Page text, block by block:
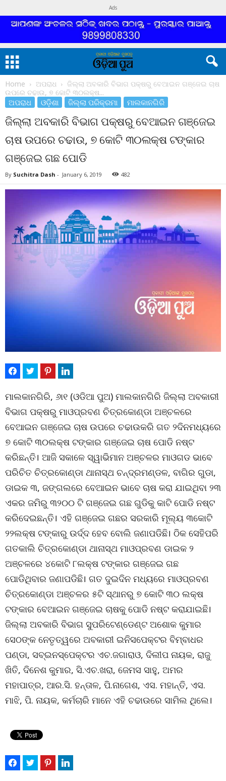
Ads
Home ଅପରାଧ
ଜିଲ୍ଲା ଅବକାରି ବିଭାଗ ପକ୍ଷରୁ ବେଆଇନ ଗଞ୍ଜେଇ ଚାଷ
ଉପରେ ଚଢାଉ, ୭ କୋଟି ୩୦ଲକ୍ଷ...
ଅପରାଧ ଓଡ଼ିଶା ଜିଲ୍ଲା ପରିକ୍ରମା ମାଲକାନଗିରି
ଜିଲ୍ଲା ଅବକାରି ବିଭାଗ ପକ୍ଷରୁ ବେଆଇନ ଗଞ୍ଜେଇ
ଚାଷ ଉପରେ ଚଢାଉ, ୭ କୋଟି ୩୦ଲକ୍ଷ ଟଙ୍କାର
ଗଞ୍ଜେଇ ଗଛ ପୋଡି
By Suchitra Dash - January 6, 2019 482
ମାଲକାନଗିରି, ୬ା୧ (ଓଡିଆ ପୁଅ) ମାଲକାନଗିରି ଜିଲ୍ଲା ଅବକାରୀ
ବିଭାଗ ପକ୍ଷରୁ ମାଓପ୍ରବଣ ଚିତ୍ରକୋଣ୍ଡା ଅଞ୍ଚଳରେ
ବେଆଇନ ଗଞ୍ଜେଇ ଚାଷ ଉପରେ ଚଢାଉକରି ଗତ ୨ଦିନମଧ୍ୟରେ
୭ କୋଟି ୩୦ଲକ୍ଷ ଟଙ୍କାର ଗଞ୍ଜେଇ ଚାଷ ପୋଡି ନଷ୍ଟ
କରିଛନ୍ତି। ଆଜି ସକାଳେ ସ୍ୱାଭିମାନ ଅଞ୍ଚଳର ମାଓଗଡ ଭାବେ
ପରିଚିତ ଚିତ୍ରକୋଣ୍ଡା ଥାନାସ୍ଥ ଚନ୍ଦ୍ରମଣ୍ଡଳ, ବାଗିର ଗୁଡା,
ଡାଇକ ୩, ଜଙ୍ଗଲରେ ବେଆଇନ ଭାବେ ଚାଷ କରା ଯାଇଥିବା ୨୩
ଏକର ଜମିରୁ ୩୨୦୦ ଟି ଗଞ୍ଜେଇ ଗଛ ଗୁଡିକୁ କାଟି ପୋଡି ନଷ୍ଟ
କରିଦେଇଛନ୍ତି। ଏହି ଗଞ୍ଜେଇ ଗଛର ସରକାରି ମୂଲ୍ୟ ୩କୋଟି
୨୨ଲକ୍ଷ ଟଙ୍କାରୁ ଉର୍ଦ୍ଦ ହେବ ବୋଲି ଜଣାପଡିଛି। ଠିକ ସେହିପରି
ଗତକାଲି ଚିତ୍ରକୋଣ୍ଡା ଥାନାସ୍ଥ ମାଓପ୍ରବଣ ଡାଇକ ୨
ଅଞ୍ଚଳରେ ୪କୋଟି ୮ଲକ୍ଷ ଟଙ୍କାର ଗଞ୍ଜେଇ ଗଛ
ପୋଡିଥିବାର ଜଣାପଡିଛି। ଗତ ଦୁଇଦିନ ମଧ୍ୟରେ ମାଓପ୍ରବଣ
ଚିତ୍ରକୋଣ୍ଡା ଅଞ୍ଚଳର ୫ଟି ସ୍ଥାନରୁ ୭ କୋଟି ୩୦ ଲକ୍ଷ
ଟଙ୍କାର ବେଆଇନ ଗଞ୍ଜେଇ ଚାଷକୁ ପୋଡି ନଷ୍ଟ କରାଯାଇଛି।
ଜିଲ୍ଲା ଅବକାରି ବିଭାଗ ସୁପରିଟେଣ୍ଡେଣ୍ଟ ଅଶୋକ କୁମାର
ସେଠଙ୍କ ନେତୃତ୍ୱରେ ଅବକାରୀ ଇନିସପେକ୍ଟର ବିମ୍ବାଧର
ପଣ୍ଡା, ସବ୍ଇନସ୍ପେକ୍ଟର ଏଚ.ଜଗାରାଓ, ଦିଲୀପ ନାୟକ, ରାଜୁ
ଖିତି, ଦିନେଶ କୁମାର, ସି.ଏଚ.ଖରା, ଜେମସ ସାହୁ, ଅମର
ମହାପାତ୍ର, ଆର.ସି. ହନ୍ତାଳ, ପି.ନାଗେଶ, ଏସ. ମହାନ୍ତି, ଏସ.
ମାଝି, ପି. ନାୟକ, କର୍ମଚାରି ମାନେ ଏହି ଚଢାଉରେ ସାମିଲ ଥିଲେ।